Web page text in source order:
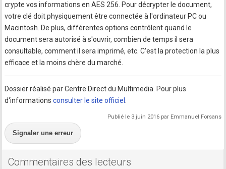
crypte vos informations en AES 256. Pour décrypter le document,
votre clé doit physiquement être connectée à l'ordinateur PC ou
Macintosh. De plus, différentes options contrôlent quand le
document sera autorisé à s'ouvrir, combien de temps il sera
consultable, comment il sera imprimé, etc. C'est la protection la plus
efficace et la moins chère du marché.
Dossier réalisé par Centre Direct du Multimedia. Pour plus
d'informationsconsulter le site officiel
Publié le 3 juin 2016 par Emmanuel Forsans
Signaler une erreur
Commentaires des lecteurs